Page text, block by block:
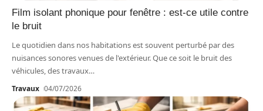
Film isolant phonique pour fenêtre : est-ce utile contre
le bruit
Le quotidien dans nos habitations est souvent perturbé par des
nuisances sonores venues de l'extérieur. Que ce soit le bruit des
véhicules, des travaux…
Travaux 04/07/2026